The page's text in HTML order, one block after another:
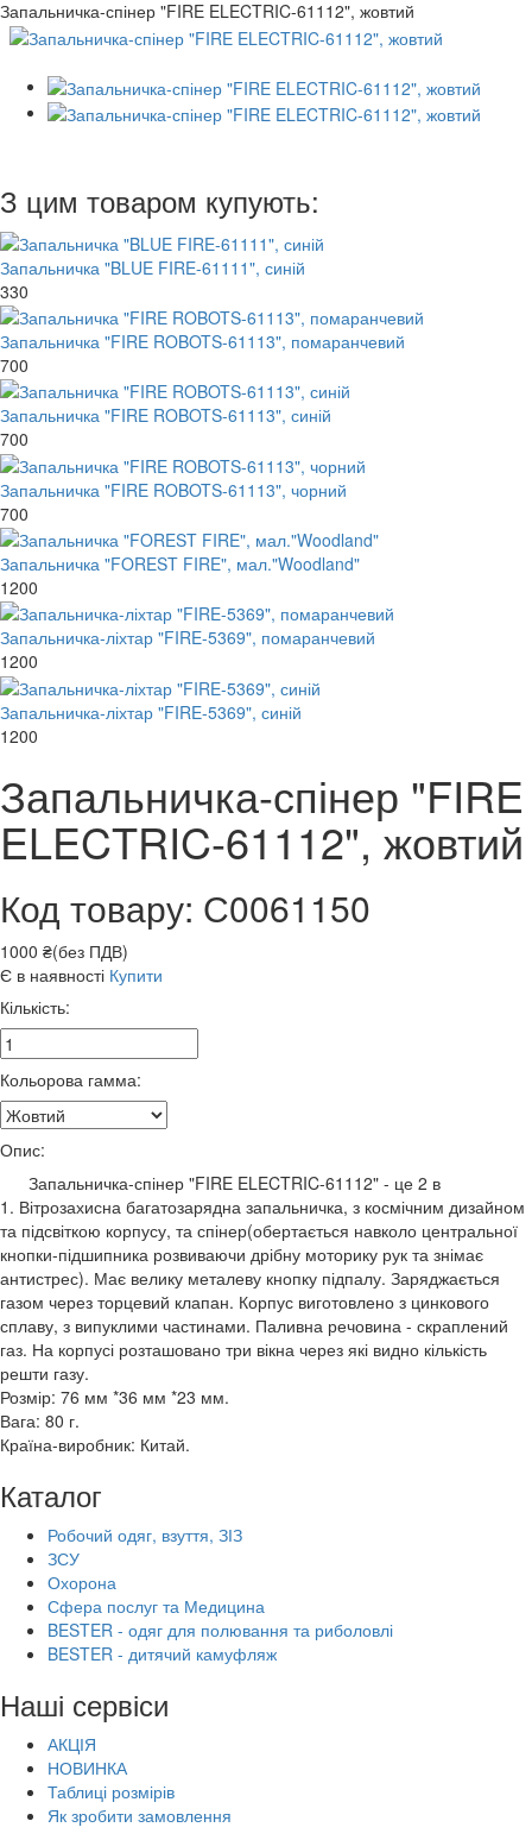
Запальничка-спінер "FIRE ELECTRIC-61112", жовтий
З цим товаром купують:
Запальничка "BLUE FIRE-61111", синій
330
Запальничка "FIRE ROBOTS-61113", помаранчевий
700
Запальничка "FIRE ROBOTS-61113", синій
700
Запальничка "FIRE ROBOTS-61113", чорний
700
Запальничка "FOREST FIRE", мал."Woodland"
1200
Запальничка-ліхтар "FIRE-5369", помаранчевий
1200
Запальничка-ліхтар "FIRE-5369", синій
1200
Запальничка-спінер "FIRE
ELECTRIC-61112", жовтий
Код товару: С0061150
1000 ₴(без ПДВ)
Є в наявності Купити
Кількість:
Кольорова гамма:
Опис:
Запальничка-спінер "FIRE ELECTRIC-61112" - це 2 в
1. Вітрозахисна багатозарядна запальничка, з космічним дизайном
та підсвіткою корпусу, та спінер(обертається навколо центральної
кнопки-підшипника розвиваючи дрібну моторику рук та знімає
антистрес). Має велику металеву кнопку підпалу. Заряджається
газом через торцевий клапан. Корпус виготовлено з цинкового
сплаву, з випуклими частинами. Паливна речовина - скраплений
газ. На корпусі розташовано три вікна через які видно кількість
решти газу.
Розмір: 76 мм *36 мм *23 мм.
Вага: 80 г.
Країна-виробник: Китай.
Каталог
Робочий одяг, взуття, ЗІЗ
ЗСУ
Охорона
Сфера послуг та Медицина
BESTER - одяг для полювання та риболовлі
BESTER - дитячий камуфляж
Наші сервіси
АКЦІЯ
НОВИНКА
Таблиці розмірів
Як зробити замовлення